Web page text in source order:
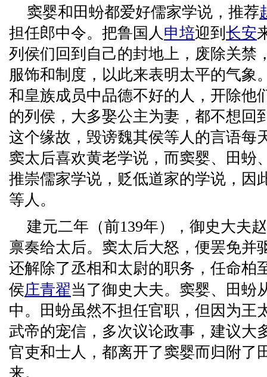
窦婴和田蚡都爱好儒家学说，推荐
担任郎中令。把鲁国人申培迎到 长安
列侯们回到自己的封地上，废除关禁
服饰和制度，以此来表明太平的气象
和皇族成员中品德不好的人，开除他
的列侯，大多娶公主为妻，都不想回
这个缘故，毁谤魏其侯等人的言语每
窦太后喜欢黄老学说，而窦婴、田蚡
推崇儒家学说，贬低道家的学说，因
等人。
建元二年（前139年），御史大夫
禀奏给太后。窦太后大怒，便罢免并
还解除了丞相和太尉的职务，任命柏
侯庄青翟当了御史大夫。窦婴、田蚡
中。田蚡虽然不担任官职，但因为王
武帝的宠信，多次议论政事，建议大
官吏和士人，都离开了窦婴而归附了
来。